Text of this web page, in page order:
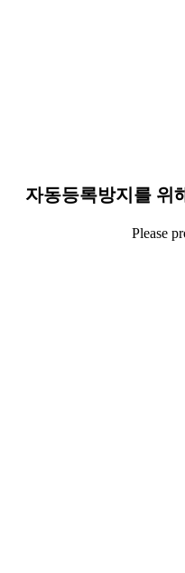
자동등록방지를 위
Please